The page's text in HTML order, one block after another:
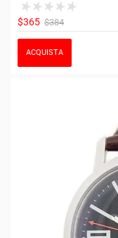
$365 $384
ACQUISTA